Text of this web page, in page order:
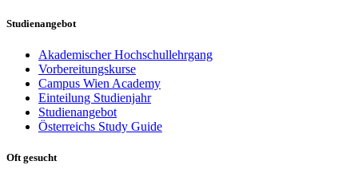
Studienangebot
Akademischer Hochschullehrgang
Vorbereitungskurse
Campus Wien Academy
Einteilung Studienjahr
Studienangebot
Österreichs Study Guide
Oft gesucht